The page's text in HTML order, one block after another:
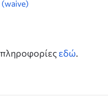
εδώ.